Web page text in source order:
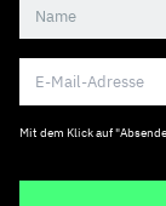
Mit dem Klick auf